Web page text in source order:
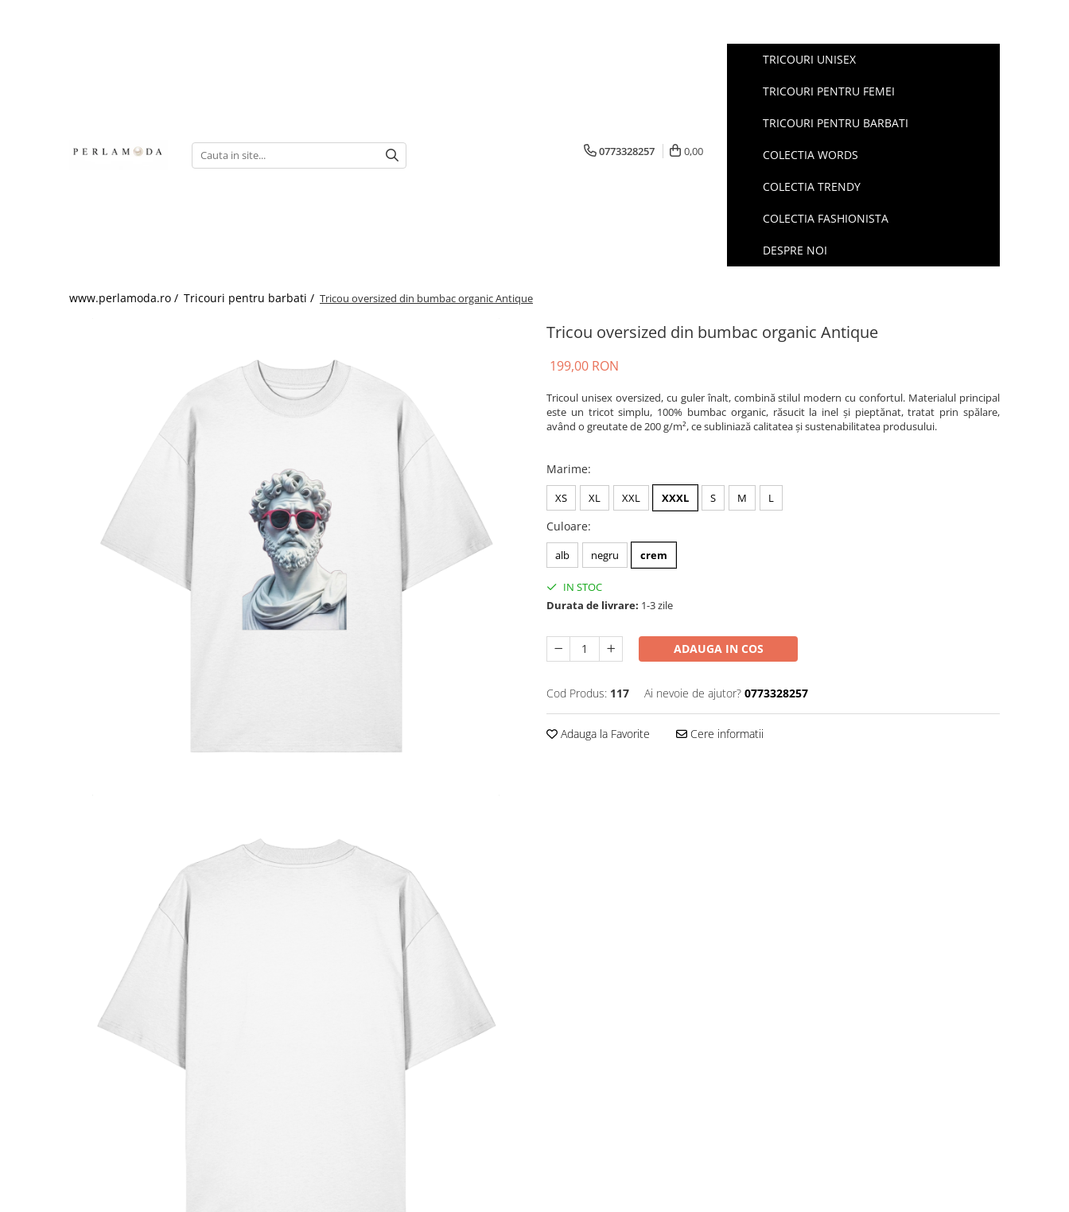
0773328257 0,00
TRICOURI UNISEX
TRICOURI PENTRU FEMEI
TRICOURI PENTRU BARBATI
COLECTIA WORDS
COLECTIA TRENDY
COLECTIA FASHIONISTA
DESPRE NOI
www.perlamoda.ro / Tricouri pentru barbati / Tricou oversized din bumbac organic Antique
Tricou oversized din bumbac organic Antique
199,00 RON
Tricoul unisex oversized, cu guler înalt, combină stilul modern cu confortul. Materialul principal
este un tricot simplu, 100% bumbac organic, răsucit la inel și pieptănat, tratat prin spălare,
având o greutate de 200 g/m², ce subliniază calitatea și sustenabilitatea produsului.
Marime:
XS XL XXL XXXL S M L
Culoare:
alb negru crem
IN STOC
Durata de livrare: 1-3 zile
ADAUGA IN COS
Cod Produs: 117 Ai nevoie de ajutor? 0773328257
Adauga la Favorite Cere informatii